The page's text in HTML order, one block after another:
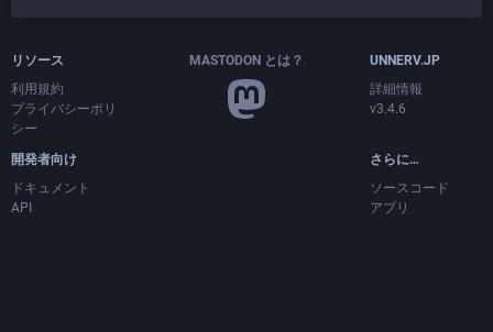
リソース
利用規約
プライバシーポリ
シー
開発者向け
ドキュメント
API
MASTODON とは？
UNNERV.JP
詳細情報
v3.4.6
さらに…
ソースコード
アプリ